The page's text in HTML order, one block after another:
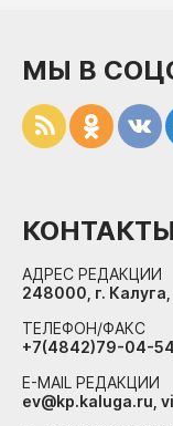
МЫ В
КОНТАКТЫ
АДРЕС РЕДАКЦИИ
248000, г.
ТЕЛЕФОН/ФАКС
+7(4842)79-04-54
E-MAIL РЕДАКЦИИ
ev@kp.kaluga.ru,